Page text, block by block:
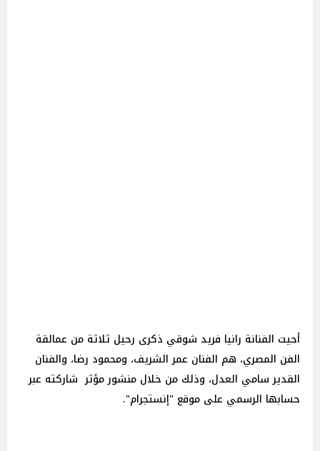
أحيت الفنانة رانيا فريد شوقي ذكرى رحيل ثلاثة من عمالقة
الفن المصري، هم الفنان عمر الشريف، ومحمود رضا، والفنان
القدير سامي العدل، وذلك من خلال منشور مؤثر شاركته عبر
حسابها الرسمي على موقع "إنستجرام".